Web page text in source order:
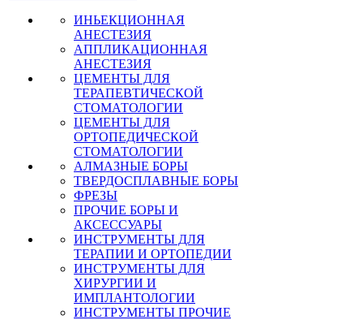
ИНЬЕКЦИОННАЯ
АНЕСТЕЗИЯ
АППЛИКАЦИОННАЯ
АНЕСТЕЗИЯ
ЦЕМЕНТЫ ДЛЯ
ТЕРАПЕВТИЧЕСКОЙ
СТОМАТОЛОГИИ
ЦЕМЕНТЫ ДЛЯ
ОРТОПЕДИЧЕСКОЙ
СТОМАТОЛОГИИ
АЛМАЗНЫЕ БОРЫ
ТВЕРДОСПЛАВНЫЕ БОРЫ
ФРЕЗЫ
ПРОЧИЕ БОРЫ И
АКСЕССУАРЫ
ИНСТРУМЕНТЫ ДЛЯ
ТЕРАПИИ И ОРТОПЕДИИ
ИНСТРУМЕНТЫ ДЛЯ
ХИРУРГИИ И
ИМПЛАНТОЛОГИИ
ИНСТРУМЕНТЫ ПРОЧИЕ